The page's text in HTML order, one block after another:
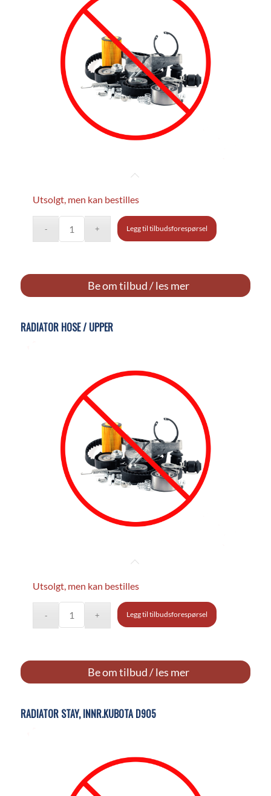
Utsolgt, men kan bestilles
Legg til tilbudsforespørsel
Be om tilbud / les mer
RADIATOR HOSE / UPPER
Utsolgt, men kan bestilles
Legg til tilbudsforespørsel
Be om tilbud / les mer
RADIATOR STAY, INNR.KUBOTA D905